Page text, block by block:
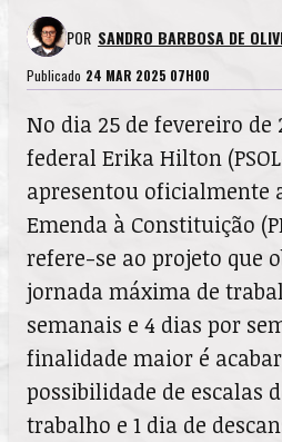
POR SANDRO BARBOSA DE
Publicado 24 MAR 2025 07H00
No dia 25 de fevereiro de
federal Erika Hilton
apresentou oficialmente
Emenda à Constituição
refere-se ao projeto que
jornada máxima de
semanais e 4 dias por
finalidade maior é
possibilidade de escalas
trabalho e 1 dia de